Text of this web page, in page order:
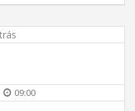
09:00